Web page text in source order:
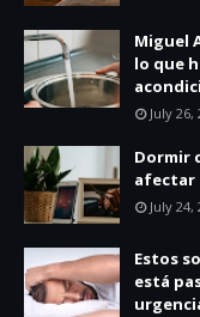
Miguel
lo que
July 26,
Dormir
afectar
July 24,
Estos
está